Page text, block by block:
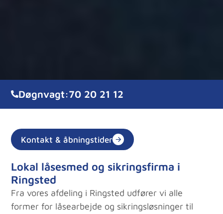
Døgnvagt:70 20 21 12
Kontakt & åbningstider
Lokal låsesmed og sikringsfirma i
Ringsted
Fra vores afdeling i Ringsted udfører vi alle
former for låsearbejde og sikringsløsninger til